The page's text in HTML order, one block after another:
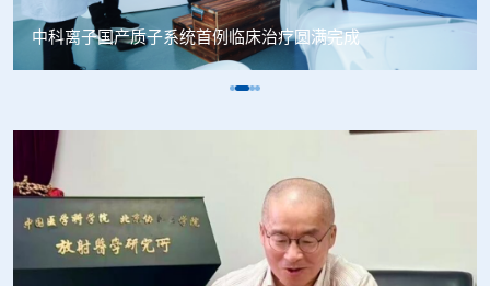
韩国忠清北道上半年农水产品放射性检测结果达标